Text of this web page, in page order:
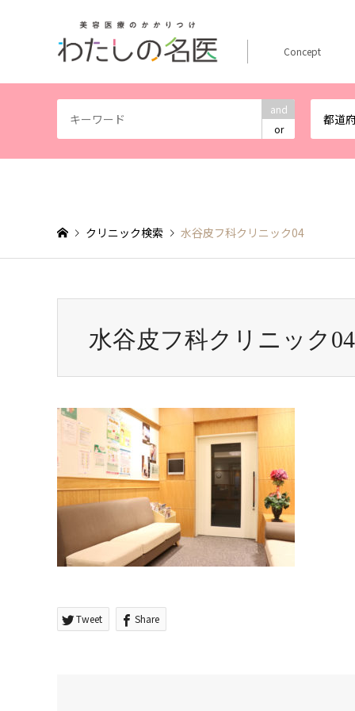
and
or
都道
Concept
クリニック検索 水谷皮フ科クリニック04
水谷皮フ科クリニック04
Tweet Share